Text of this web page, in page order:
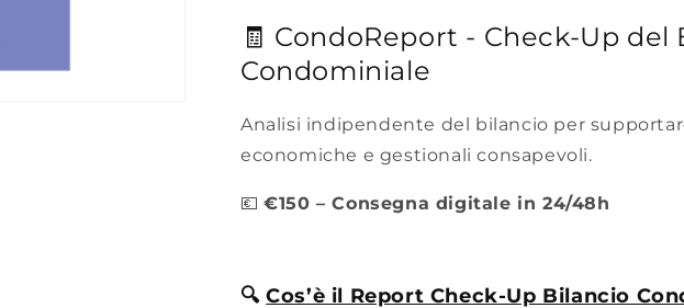
🧾 CondoReport - Check-Up del
Condominiale
Analisi indipendente del bilancio per
economiche e gestionali consapevoli.
💶€150 – Consegna digitale in 24/48h
🔍Cos’è il Report Check-Up Bilancio